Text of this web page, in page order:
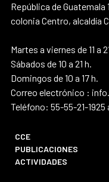
República de Guatemala
colonia Centro, alcaldía
Martes a viernes de 11 a
Sábados de 10 a 21 h.
Domingos de 10 a 17 h.
Correo electrónico :
Teléfono: 55-55-21-1925
CCE
PUBLICACIONES
ACTIVIDADES